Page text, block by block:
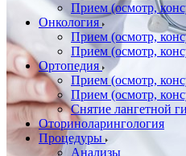
Прием (осмотр,
Онкология
Прием (осмотр,
Прием (осмотр,
Ортопедия
Прием (осмотр,
Прием (осмотр,
Снятие лангетной
Оториноларингология
Процедуры
Анализы